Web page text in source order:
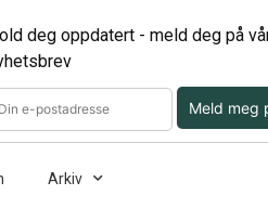
deg oppdatert - meld deg på
Meld meg
Arkiv